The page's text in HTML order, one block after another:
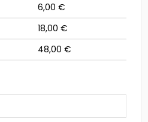
6,00 €
18,00 €
48,00 €